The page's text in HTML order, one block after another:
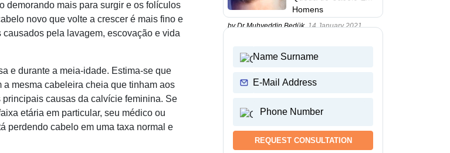
demorando mais para surgir e os folículos
novo que volte a crescer é mais fino e
​​pela lavagem, escovação e vida
e durante a meia-idade. Estima-se que
mesma cabeleira cheia que tinham aos
causas da calvície feminina. Se
etária em particular, seu médico ou
perdendo cabelo em uma taxa normal e
Homens
by Dr.Muhyeddin Bedük,14 January 2021